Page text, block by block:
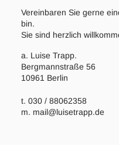
Vereinbaren Sie gerne
bin.
Sie sind herzlich
a. Luise Trapp.
Bergmannstraße 56
10961 Berlin
t. 030 / 88062358
m. mail@luisetrapp.de